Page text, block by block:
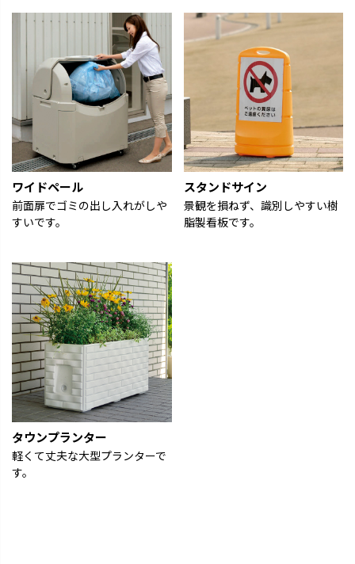
ワイドペール
前面扉でゴミの出し入れがしや
すいです。
スタンドサイン
景観を損ねず、識別しやすい樹
脂製看板です。
タウンプランター
軽くて丈夫な大型プランターで
す。